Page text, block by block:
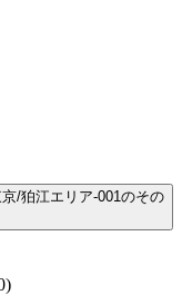
/狛江エリア-001のその